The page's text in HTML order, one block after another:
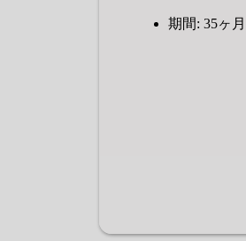
期間: 35ヶ月